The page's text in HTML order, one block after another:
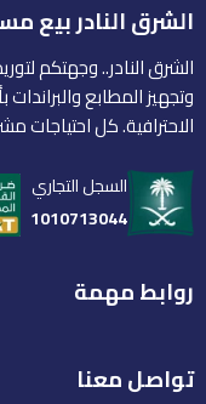
الشرق النادر بيع
الشرق النادر.. وجهتكم
وتجهيز المطابع
الاحترافية. كل
السجل التجاري
1010713044
روابط مهمة
تواصل معنا